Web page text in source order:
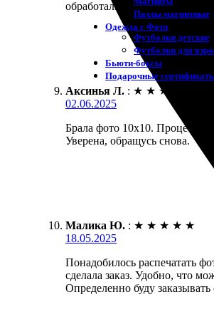
Пазлы магнитные
Одежда с Фото
Футболки детские
Футболки для
Бьюти-боксы
Подарочные
обработали фотографии.
Аксинья Л. : ★ ★ ★
02.06.2025
Брала фото 10х10. Процесс
Уверена, обращусь снова.
Малика Ю. : ★ ★ ★ ★ ★
18.05.2025
Понадобилось распечатать
сделала заказ. Удобно, что
Определенно буду заказывать